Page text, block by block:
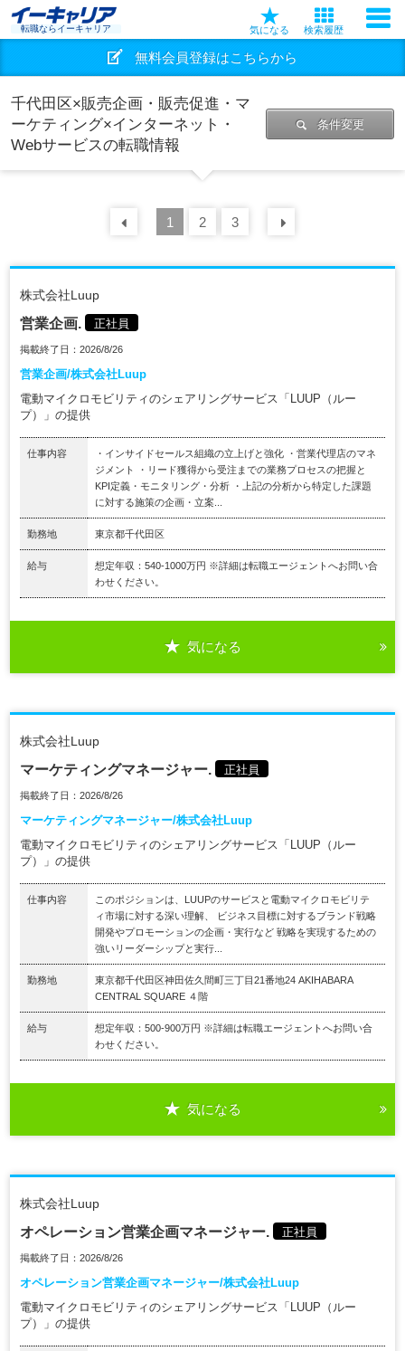
転職ならイーキャリア 気になる 検索履歴
無料会員登録はこちらから
千代田区×販売企画・販売促進・マ
ーケティング×インターネット・
Webサービスの転職情報
条件変更
前の 30
1 2 3
株式会社Luup
営業企画. 正社員
掲載終了日：2026/8/26
営業企画/株式会社Luup
電動マイクロモビリティのシェアリングサービス「LUUP（ルー
プ）」の提供
仕事内容
・インサイドセールス組織の立上げと強化 ・営業代理店のマネ
ジメント ・リード獲得から受注までの業務プロセスの把握と
KPI定義・モニタリング・分析 ・上記の分析から特定した課題
に対する施策の企画・立案...
勤務地 東京都千代田区
給与
想定年収：540-1000万円 ※詳細は転職エージェントへお問い合
わせください。
気になる
株式会社Luup
マーケティングマネージャー. 正社員
掲載終了日：2026/8/26
マーケティングマネージャー/株式会社Luup
電動マイクロモビリティのシェアリングサービス「LUUP（ルー
プ）」の提供
仕事内容
このポジションは、LUUPのサービスと電動マイクロモビリテ
ィ市場に対する深い理解、 ビジネス目標に対するブランド戦略
開発やプロモーションの企画・実行など 戦略を実現するための
強いリーダーシップと実行...
勤務地
東京都千代田区神田佐久間町三丁目21番地24 AKIHABARA
CENTRAL SQUARE ４階
給与
想定年収：500-900万円 ※詳細は転職エージェントへお問い合
わせください。
気になる
株式会社Luup
オペレーション営業企画マネージャー. 正社員
掲載終了日：2026/8/26
オペレーション営業企画マネージャー/株式会社Luup
電動マイクロモビリティのシェアリングサービス「LUUP（ルー
プ）」の提供